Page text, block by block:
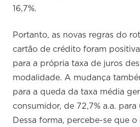
16,7%.
Portanto, as novas regras do
cartão de crédito foram
para a própria taxa de juros
modalidade. A mudança
para a queda da taxa média
consumidor, de 72,7% a.a. para
Dessa forma, percebe-se que